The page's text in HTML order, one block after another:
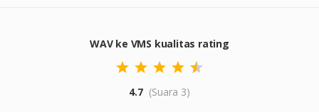
WAV ke VMS kualitas rating
4.7 (Suara 3)